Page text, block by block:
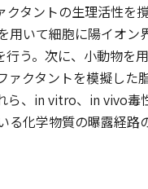
タントの生理活性を
いて細胞に陽イオン
う。次に、小動物を
クタントを模擬した
ら、in vitro、in vivo毒
る化学物質の曝露経路